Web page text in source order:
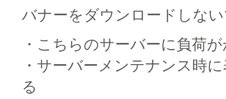
バナーをダウンロードしな
・こちらのサーバーに負荷
・サーバーメンテナンス時
る